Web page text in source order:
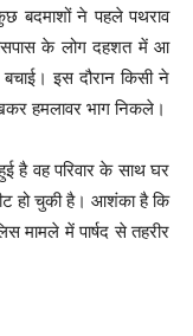
बदमाशों ने पहले पथराव
के लोग दहशत में आ
इस दौरान किसी ने
हमलावर भाग निकले।
है वह परिवार के साथ घर
हो चुकी है। आशंका है कि
मामले में पार्षद से तहरीर